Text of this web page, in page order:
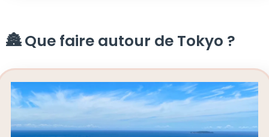
🏯 Que faire autour de Tokyo ?